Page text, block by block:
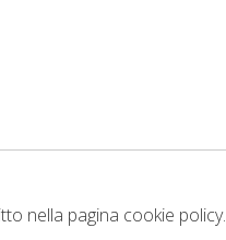
nella pagina cookie policy.